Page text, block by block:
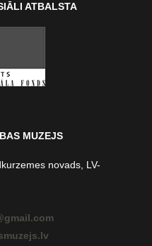
ATBALSTA
MUZEJS
novads, LV-